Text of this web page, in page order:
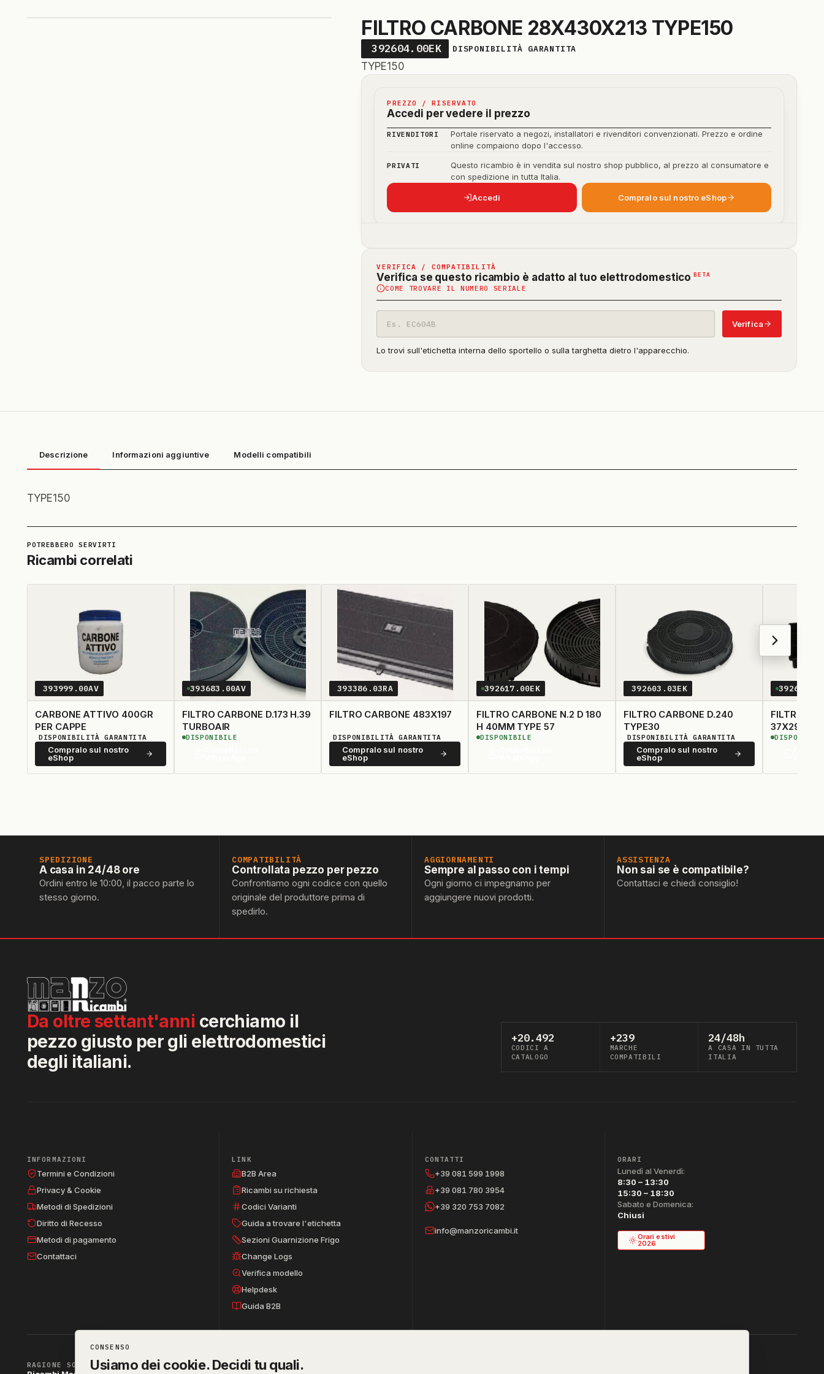
FILTRO CARBONE 28X430X213 TYPE150
392604.00EK DISPONIBILITÀ GARANTITA
TYPE150
PREZZO / RISERVATO
Accedi per vedere il prezzo
RIVENDITORI
Portale riservato a negozi, installatori e rivenditori convenzionati. Prezzo e ordine
online compaiono dopo l'accesso.
PRIVATI
Questo ricambio è in vendita sul nostro shop pubblico, al prezzo al consumatore e
con spedizione in tutta Italia.
Accedi Compralo sul nostro eShop
VERIFICA / COMPATIBILITÀ
Verifica se questo ricambio è adatto al tuo elettrodomestico BETA
beta)
COME TROVARE IL NUMERO SERIALE
modello
Verifica
Lo trovi sull'etichetta interna dello sportello o sulla targhetta dietro l'apparecchio.
Descrizione Informazioni aggiuntive Modelli compatibili
TYPE150
Ricambi correlati
393999.00AV
CARBONE ATTIVO 400GR
PER CAPPE
Compralo sul nostro
eShop
DISPONIBILITÀ GARANTITA
393683.00AV
FILTRO CARBONE D.173 H.39
TURBOAIR
DISPONIBILE
393386.03RA
FILTRO CARBONE 483X197
Compralo sul nostro
eShop
DISPONIBILITÀ GARANTITA
392617.00EK
FILTRO CARBONE N.2 D 180
H 40MM TYPE 57
DISPONIBILE
392603.03EK
FILTRO CARBONE D.240
TYPE30
Compralo sul nostro
eShop
DISPONIBILITÀ GARANTITA
FILTRO
37X290X230 2
LATER
SPEDIZIONE
A casa in 24/48 ore
Ordini entro le 10:00, il pacco parte lo
stesso giorno.
COMPATIBILITÀ
Controllata pezzo per pezzo
Confrontiamo ogni codice con quello
originale del produttore prima di
spedirlo.
AGGIORNAMENTI
Sempre al passo con i tempi
Ogni giorno ci impegnamo per
aggiungere nuovi prodotti.
ASSISTENZA
Non sai se è compatibile?
Contattaci e chiedi consiglio!
Da oltre settant'anni cerchiamo il
pezzo giusto per gli elettrodomestici
degli italiani.
+20.492
CODICI A
CATALOGO
+239
MARCHE
COMPATIBILI
24/48h
A CASA IN TUTTA
ITALIA
INFORMAZIONI
Termini e Condizioni
Privacy & Cookie
Metodi di Spedizioni
Diritto di Recesso
Metodi di pagamento
Contattaci
LINK
B2B Area
Ricambi su richiesta
Codici Varianti
Guida a trovare l'etichetta
Sezioni Guarnizione Frigo
Change Logs
Verifica modello
Helpdesk
Guida B2B
CONTATTI
+39 081 599 1998
+39 081 780 3954
+39 320 753 7082
info@manzoricambi.it
ORARI
Lunedì al Venerdì:
8:30 – 13:30
15:30 – 18:30
Sabato e Domenica:
Chiusi
Orari estivi
2026
RAGIONE SOCIALE
CONSENSO
Usiamo dei cookie. Decidi tu quali.